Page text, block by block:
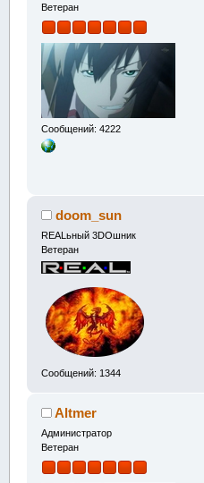
Ветеран
Сообщений: 4222
doom_sun
REALьный 3DOшник
Ветеран
Сообщений: 1344
Altmer
Администратор
Ветеран